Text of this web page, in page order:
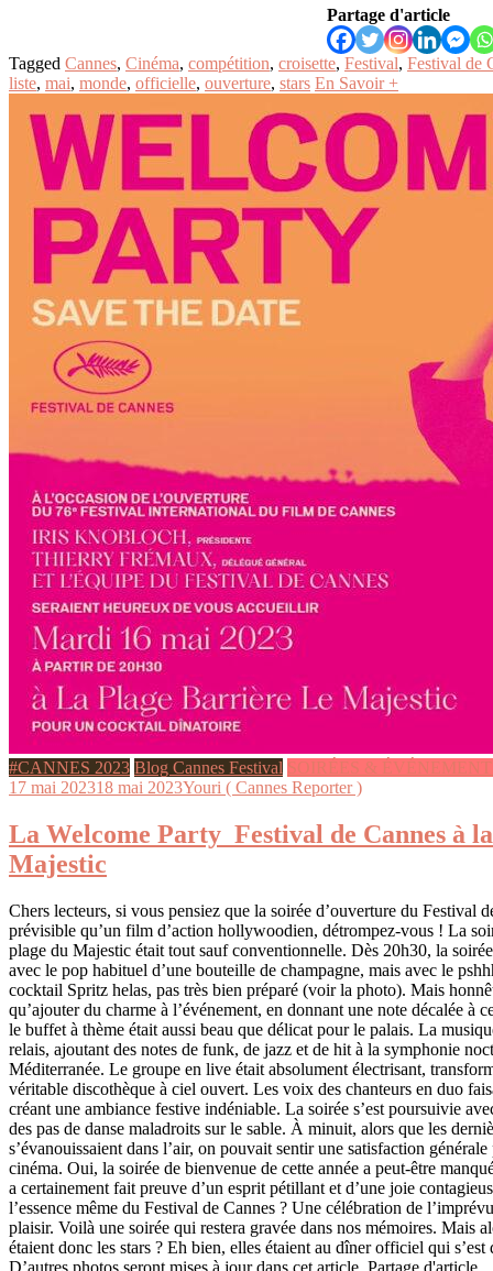
Partage d'article
Tagged Cannes, Cinéma, compétition, croisette, Festival, Festival de
liste, mai, monde, officielle, ouverture, stars En Savoir +
#CANNES 2023 Blog Cannes Festival SOIRÉES &
17 mai 202318 mai 2023Youri ( Cannes Reporter )
La Welcome Party Festival de Cannes à
Majestic
Chers lecteurs, si vous pensiez que la soirée d’ouverture du Festival
prévisible qu’un film d’action hollywoodien, détrompez-vous ! La
plage du Majestic était tout sauf conventionnelle. Dès 20h30, la
avec le pop habituel d’une bouteille de champagne, mais avec le
cocktail Spritz helas, pas très bien préparé (voir la photo). Mais
qu’ajouter du charme à l’événement, en donnant une note décalée à
le buffet à thème était aussi beau que délicat pour le palais. La
relais, ajoutant des notes de funk, de jazz et de hit à la symphonie
Méditerranée. Le groupe en live était absolument électrisant,
véritable discothèque à ciel ouvert. Les voix des chanteurs en duo
créant une ambiance festive indéniable. La soirée s’est poursuivie
des pas de danse maladroits sur le sable. À minuit, alors que les
s’évanouissaient dans l’air, on pouvait sentir une satisfaction
cinéma. Oui, la soirée de bienvenue de cette année a peut-être
a certainement fait preuve d’un esprit pétillant et d’une joie
l’essence même du Festival de Cannes ? Une célébration de
plaisir. Voilà une soirée qui restera gravée dans nos mémoires. Mais
étaient donc les stars ? Eh bien, elles étaient au dîner officiel qui
D’autres photos seront mises à jour dans cet article. Partage d'article